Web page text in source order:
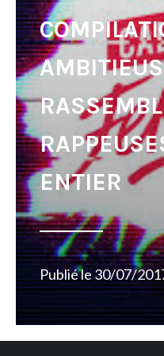
ENTIER
Publié le30/07/